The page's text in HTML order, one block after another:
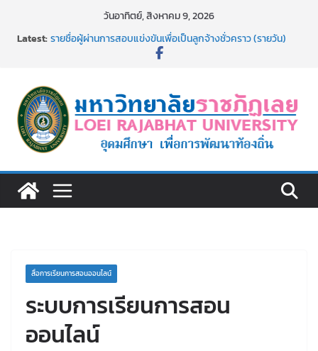
วันอาทิตย์, สิงหาคม 9, 2026
Latest:รายชื่อผู้ผ่านการสอบแข่งขันเพื่อเป็นลูกจ้างชั่วคราว (รายวัน)
สังกัดมหาวิทยาลัยราชภัฏเลย ด้วยเงินนอกงบประมาณ ประเภท
นักเรียนมัธยมปลายค้นหาสาขาวิชาในฝัน สู่อนาคตที่ใช่
อธิการบดี มรภ.เลย ร่วมประชุมชี้แจงกับคณะอนุกรรมาธิการ
ประจำปีงบประมาณ พ.ศ. 2570
ประกาศผู้ชนะการเสนอราคา จ้างทำปกปริญญาบัตร จำนวน
๑,๙๗๒ ชุด โดยวิธีเฉพาะเจาะจง
บำเพ็ญสาธารณกุศล 69
สื่อการเรียนการสอนออนไลน์
ระบบการเรียนการสอน
ออนไลน์